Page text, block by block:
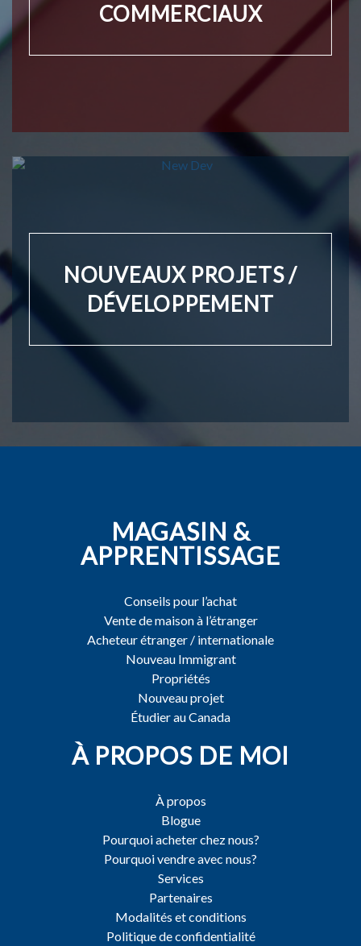
COMMERCIAUX
NOUVEAUX PROJETS /
DÉVELOPPEMENT
MAGASIN &
APPRENTISSAGE
Conseils pour l’achat
Vente de maison à l’étranger
Acheteur étranger / internationale
Nouveau Immigrant
Propriétés
Nouveau projet
Étudier au Canada
À PROPOS DE MOI
À propos
Blogue
Pourquoi acheter chez nous?
Pourquoi vendre avec nous?
Services
Partenaires
Modalités et conditions
Politique de confidentialité